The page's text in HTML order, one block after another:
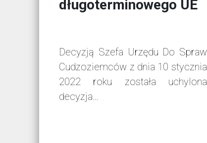
długoterminowego UE
Decyzją Szefa Urzędu Do Spraw
Cudzoziemców z dnia 10 stycznia
2022 roku została uchylona
decyzja…